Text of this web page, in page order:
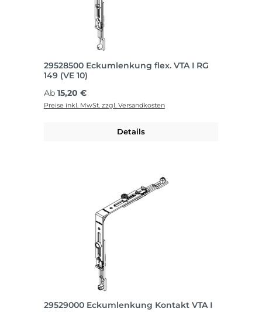
29528500 Eckumlenkung flex. VTA I RG
149 (VE 10)
Regulärer Preis:
Ab 15,20 €
Preise inkl. MwSt. zzgl. Versandkosten
Details
29529000 Eckumlenkung Kontakt VTA I